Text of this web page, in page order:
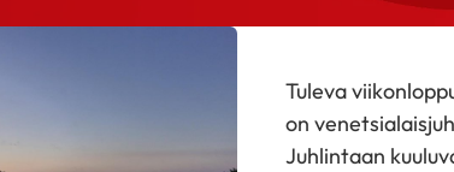
Tuleva
on
Juhlintaan